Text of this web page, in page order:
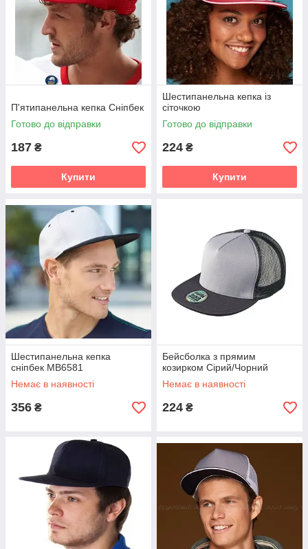
П'ятипанельна кепка Сніпбек
Готово до відправки
187 ₴
Купити
Шестипанельна кепка із
сіточкою
Готово до відправки
224 ₴
Купити
Шестипанельна кепка
сніпбек MB6581
Немає в наявності
356 ₴
Бейсболка з прямим
козирком Сірий/Чорний
Немає в наявності
224 ₴